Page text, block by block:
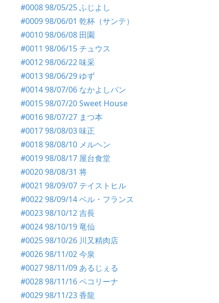
#0008 98/05/25 ふじよし
#0009 98/06/01 乾杯（サンテ）
#0010 98/06/08 田園
#0011 98/06/15 チュウス
#0012 98/06/22 味采
#0013 98/06/29 ゆず
#0014 98/07/06 なかよしパン
#0015 98/07/20 Sweet House
#0016 98/07/27 まつ本
#0017 98/08/03 味正
#0018 98/08/10 メルヘン
#0019 98/08/17 屋台食堂
#0020 98/08/31 将
#0021 98/09/07 テイストヒル
#0022 98/09/14 ベル・フランス
#0023 98/10/12 吉長
#0024 98/10/19 竜仙
#0025 98/10/26 川又精肉店
#0026 98/11/02 今泉
#0027 98/11/09 あるじぇる
#0028 98/11/16 ペコリーナ
#0029 98/11/23 香龍